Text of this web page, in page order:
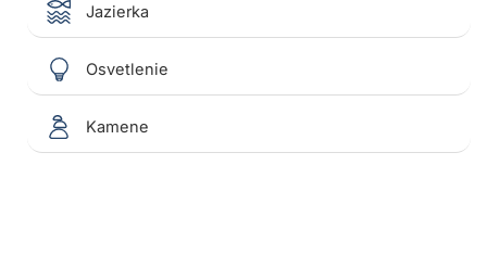
Jazierka
Osvetlenie
Kamene